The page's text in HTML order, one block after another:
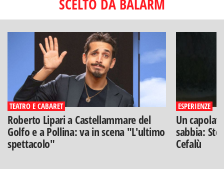
SCELTO DA BALARM
TEATRO E CABARET
Roberto Lipari a Castellammare del
Golfo e a Pollina: va in scena "L'ultimo
spettacolo"
ESPERIENZE
Un
sabbia:
Cefalù